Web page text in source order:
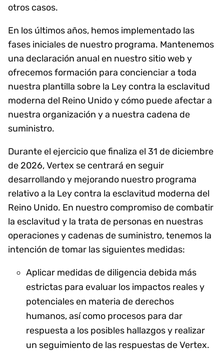
otros casos.
En los últimos años, hemos implementado las
fases iniciales de nuestro programa. Mantenemos
una declaración anual en nuestro sitio web y
ofrecemos formación para concienciar a toda
nuestra plantilla sobre la Ley contra la esclavitud
moderna del Reino Unido y cómo puede afectar a
nuestra organización y a nuestra cadena de
suministro.
Durante el ejercicio que finaliza el 31 de diciembre
de 2026, Vertex se centrará en seguir
desarrollando y mejorando nuestro programa
relativo a la Ley contra la esclavitud moderna del
Reino Unido. En nuestro compromiso de combatir
la esclavitud y la trata de personas en nuestras
operaciones y cadenas de suministro, tenemos la
intención de tomar las siguientes medidas:
Aplicar medidas de diligencia debida más
estrictas para evaluar los impactos reales y
potenciales en materia de derechos
humanos, así como procesos para dar
respuesta a los posibles hallazgos y realizar
un seguimiento de las respuestas de Vertex.